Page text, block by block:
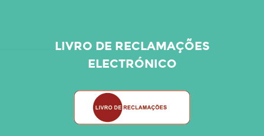
LIVRO DE RECLAMAÇÕES
ELECTRÓNICO